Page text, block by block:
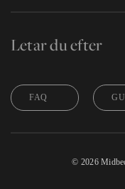
Letar du efter
FAQ
© 2026